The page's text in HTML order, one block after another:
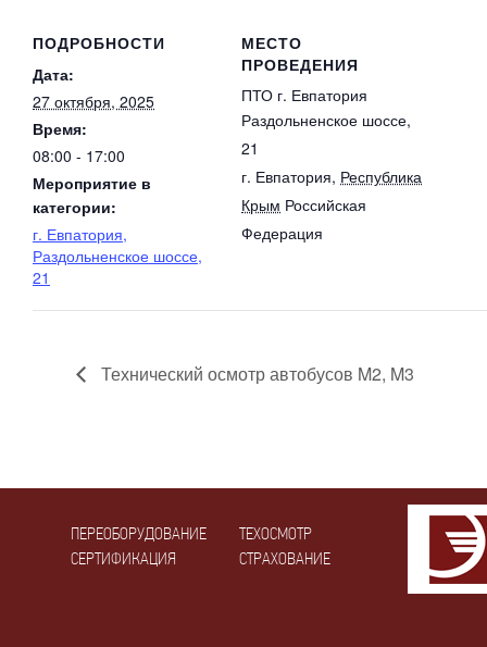
ПОДРОБНОСТИ
Дата:
27 октября, 2025
Время:
08:00 - 17:00
Мероприятие в
категории:
г. Евпатория,
Раздольненское шоссе,
21
МЕСТО
ПРОВЕДЕНИЯ
ПТО г. Евпатория
Раздольненское шоссе,
21
г. Евпатория, Республика
Крым Российская
Федерация
Технический осмотр автобусов M2, M3
ПЕРЕОБОРУДОВАНИЕ
СЕРТИФИКАЦИЯ
ТЕХОСМОТР
СТРАХОВАНИЕ